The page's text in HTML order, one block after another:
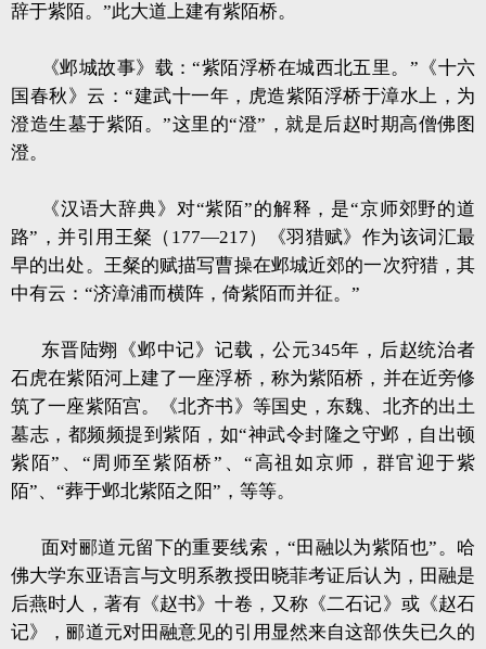
辞于紫陌。”此大道上建有紫陌桥。
《邺城故事》载：“紫陌浮桥在城西北五里。”《十六
国春秋》云：“建武十一年，虎造紫陌浮桥于漳水上，为
澄造生墓于紫陌。”这里的“澄”，就是后赵时期高僧佛图
澄。
《汉语大辞典》对“紫陌”的解释，是“京师郊野的道
路”，并引用王粲（177—217）《羽猎赋》作为该词汇最
早的出处。王粲的赋描写曹操在邺城近郊的一次狩猎，其
中有云：“济漳浦而横阵，倚紫陌而并征。”
东晋陆翙《邺中记》记载，公元345年，后赵统治者
石虎在紫陌河上建了一座浮桥，称为紫陌桥，并在近旁修
筑了一座紫陌宫。《北齐书》等国史，东魏、北齐的出土
墓志，都频频提到紫陌，如“神武令封隆之守邺，自出顿
紫陌”、“周师至紫陌桥”、“高祖如京师，群官迎于紫
陌”、“葬于邺北紫陌之阳”，等等。
面对郦道元留下的重要线索，“田融以为紫陌也”。哈
佛大学东亚语言与文明系教授田晓菲考证后认为，田融是
后燕时人，著有《赵书》十卷，又称《二石记》或《赵石
记》，郦道元对田融意见的引用显然来自这部佚失已久的